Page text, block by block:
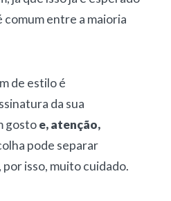
comum entre a maioria
de estilo é
da sua
gostoe, atenção,
pode separar
isso, muito cuidado.